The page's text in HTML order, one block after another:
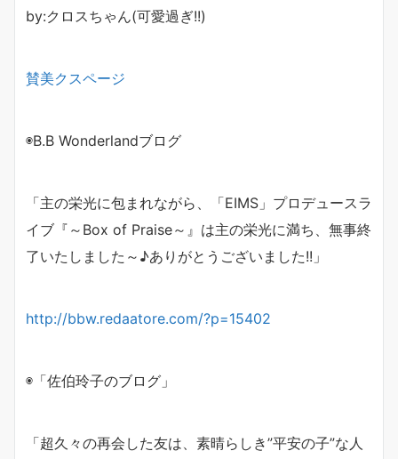
by:クロスちゃん(可愛過ぎ!!)
賛美クスページ
◉B.B Wonderlandブログ
「主の栄光に包まれながら、
「EIMS」プロデュースラ
イブ『～Box of Praise～』は主の栄光に満ち、無事終
了いたしました～♪ありがとうございました!!」
http://bbw.redaatore.com/?p=15402
◉「佐伯玲子のブログ」
「超久々の再会した友は、素晴らしき”平安の子”な人